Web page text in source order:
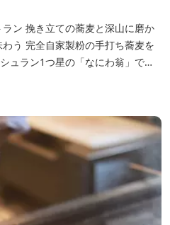
に磨か
蕎麦を
ュラン1つ星の「なにわ翁」で研
「そば切り石垣」。 翁伝統の完全
、蕎麦と酒をシンプルに楽しむ店
を存分に引き出す、湯の山温泉の